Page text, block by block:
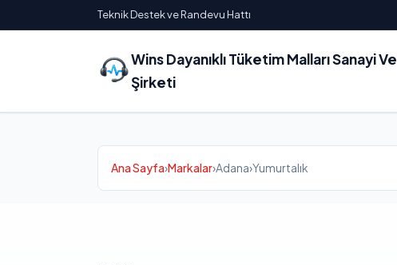
Teknik Destek ve Randevu Hattı
Wins Dayanıklı Tüketim Malları Sanayi
Şirketi
Ana Sayfa›Markalar›Adana›Yumurtalık